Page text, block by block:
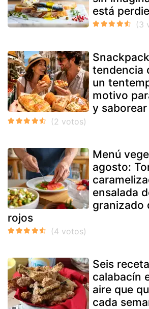
está
tendencia
un
motivo
y
Menú
agosto:
ensalada
granizado
rojos
Seis
calabacín
aire que
cada